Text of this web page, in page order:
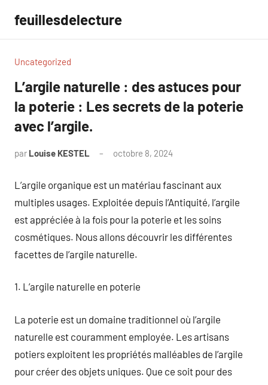
contenu
feuillesdelecture
Uncategorized
L’argile naturelle : des astuces pour
la poterie : Les secrets de la poterie
avec l’argile.
par Louise KESTEL octobre 8, 2024
L’argile organique est un matériau fascinant aux
multiples usages. Exploitée depuis l’Antiquité, l’argile
est appréciée à la fois pour la poterie et les soins
cosmétiques. Nous allons découvrir les différentes
facettes de l’argile naturelle.
1. L’argile naturelle en poterie
La poterie est un domaine traditionnel où l’argile
naturelle est couramment employée. Les artisans
potiers exploitent les propriétés malléables de l’argile
pour créer des objets uniques. Que ce soit pour des